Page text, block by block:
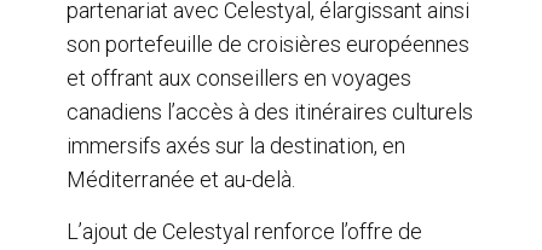
k
n
partenariat avec Celestyal, élargissant ainsi
son portefeuille de croisières européennes
et offrant aux conseillers en voyages
canadiens l’accès à des itinéraires culturels
immersifs axés sur la destination, en
Méditerranée et au-delà.
L’ajout de Celestyal renforce l’offre de